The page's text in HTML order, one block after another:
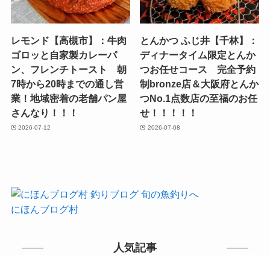
レモンド【高槻市】：牛肉
ゴロッと自家製カレーパ
ン、フレンチトースト 朝
7時から20時までの通し営
業！地域密着の老舗パン屋
さんなり！！！
2026-07-12
とんかつ ふじ井【千林】：
ディナータイム限定とんか
つお任せコース 完全予約
制bronze店＆大阪府とんか
つNo.1点数店の至福のお任
せ！！！！！
2026-07-08
にほんブログ村
人気記事